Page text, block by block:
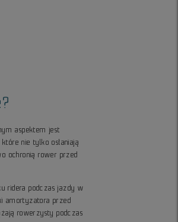
aspektem jest
nie tylko osłaniają
ochronią rower przed
ridera podczas jazdy w
amortyzatora przed
rowerzysty podczas